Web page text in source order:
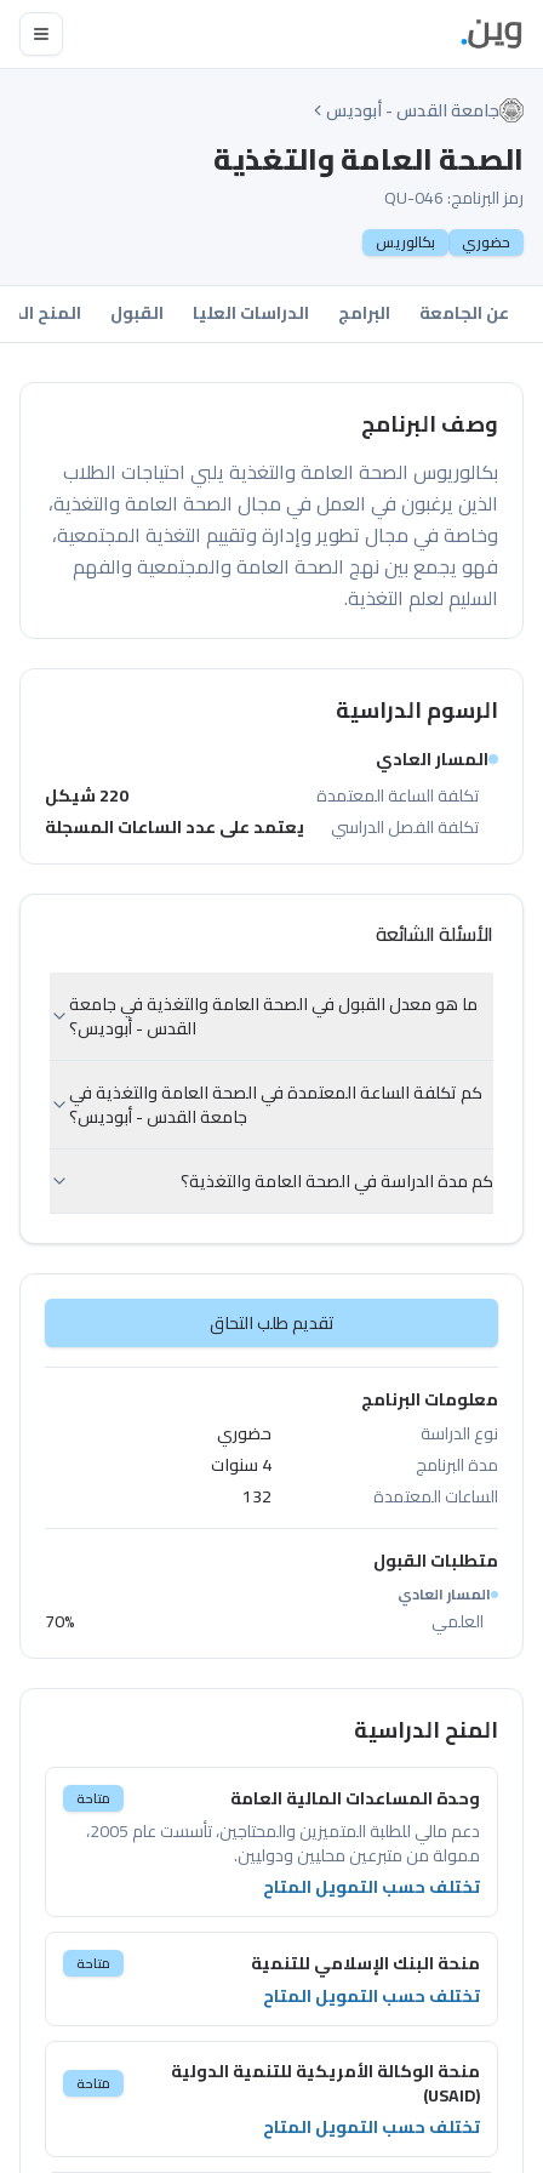
جامعة القدس - أبوديس
الصحة العامة والتغذية
رمز البرنامج:QU-046
حضوري بكالوريس
عن الجامعة البرامج الدراسات العليا القبول المنح
وصف البرنامج
بكالوريوس الصحة العامة والتغذية يلبي احتياجات الطلاب
الذين يرغبون في العمل في مجال الصحة العامة والتغذية،
وخاصة في مجال تطوير وإدارة وتقييم التغذية المجتمعية،
فهو يجمع بين نهج الصحة العامة والمجتمعية والفهم
السليم لعلم التغذية.
الرسوم الدراسية
المسار العادي
تكلفة الساعة المعتمدة
220 شيكل
تكلفة الفصل الدراسي
يعتمد على عدد الساعات المسجلة
الأسئلة الشائعة
ما هو معدل القبول في الصحة العامة والتغذية في جامعة
القدس - أبوديس؟
كم تكلفة الساعة المعتمدة في الصحة العامة والتغذية في
جامعة القدس - أبوديس؟
كم مدة الدراسة في الصحة العامة والتغذية؟
تقديم طلب التحاق
معلومات البرنامج
نوع الدراسة
حضوري
مدة البرنامج
4 سنوات
الساعات المعتمدة
132
متطلبات القبول
المسار العادي
العلمي 70%
المنح الدراسية
وحدة المساعدات المالية العامة متاحة
دعم مالي للطلبة المتميزين والمحتاجين، تأسست عام 2005،
ممولة من متبرعين محليين ودوليين.
تختلف حسب التمويل المتاح
منحة البنك الإسلامي للتنمية متاحة
تختلف حسب التمويل المتاح
منحة الوكالة الأمريكية للتنمية الدولية
(USAID) متاحة
تختلف حسب التمويل المتاح